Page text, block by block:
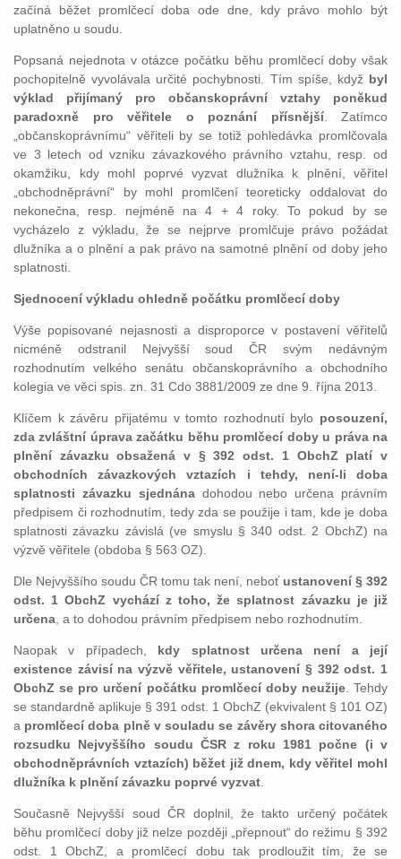
začíná běžet promlčecí doba ode dne, kdy právo mohlo být
uplatněno u soudu.
Popsaná nejednota v otázce počátku běhu promlčecí doby však
pochopitelně vyvolávala určité pochybnosti. Tím spíše, když byl
výklad přijímaný pro občanskoprávní vztahy poněkud
paradoxně pro věřitele o poznání přísnější. Zatímco
„občanskoprávnímu“ věřiteli by se totiž pohledávka promlčovala
ve 3 letech od vzniku závazkového právního vztahu, resp. od
okamžiku, kdy mohl poprvé vyzvat dlužníka k plnění, věřitel
„obchodněprávní“ by mohl promlčení teoreticky oddalovat do
nekonečna, resp. nejméně na 4 + 4 roky. To pokud by se
vycházelo z výkladu, že se nejprve promlčuje právo požádat
dlužníka a o plnění a pak právo na samotné plnění od doby jeho
splatnosti.
Sjednocení výkladu ohledně počátku promlčecí doby
Výše popisované nejasnosti a disproporce v postavení věřitelů
nicméně odstranil Nejvyšší soud ČR svým nedávným
rozhodnutím velkého senátu občanskoprávního a obchodního
kolegia ve věci spis. zn. 31 Cdo 3881/2009 ze dne 9. října 2013.
Klíčem k závěru přijatému v tomto rozhodnutí bylo posouzení,
zda zvláštní úprava začátku běhu promlčecí doby u práva na
plnění závazku obsažená v § 392 odst. 1 ObchZ platí v
obchodních závazkových vztazích i tehdy, není-li doba
splatnosti závazku sjednánadohodou nebo určena právním
předpisem či rozhodnutím, tedy zda se použije i tam, kde je doba
splatnosti závazku závislá (ve smyslu § 340 odst. 2 ObchZ) na
výzvě věřitele (obdoba § 563 OZ).
Dle Nejvyššího soudu ČR tomu tak není, neboť ustanovení § 392
odst. 1 ObchZ vychází z toho, že splatnost závazku je již
určena , a to dohodou právním předpisem nebo rozhodnutím.
Naopak v případech, kdy splatnost určena není a její
existence závisí na výzvě věřitele, ustanovení § 392 odst. 1
ObchZ se pro určení počátku promlčecí doby neužije. Tehdy
se standardně aplikuje § 391 odst. 1 ObchZ (ekvivalent § 101 OZ)
a promlčecí doba plně v souladu se závěry shora citovaného
rozsudku Nejvyššího soudu ČSR z roku 1981 počne (i v
obchodněprávních vztazích) běžet již dnem, kdy věřitel mohl
dlužníka k plnění závazku poprvé vyzvat
Současně Nejvyšší soud ČR doplnil, že takto určený počátek
běhu promlčecí doby již nelze později „přepnout“ do režimu § 392
odst. 1 ObchZ, a promlčecí dobu tak prodloužit tím, že se